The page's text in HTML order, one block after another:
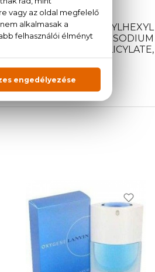
(WATER), ETHYLHEXYL
SALICYLATE, BHT, DISODIUM
BENZYL SALICYLATE,
5).